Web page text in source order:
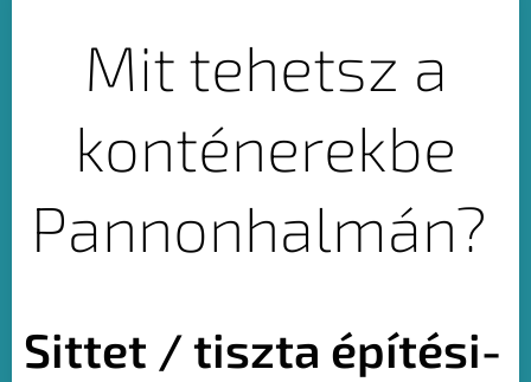
Mit tehetsz a
konténerekbe
Pannonhalmán?
Sittet / tiszta építési-